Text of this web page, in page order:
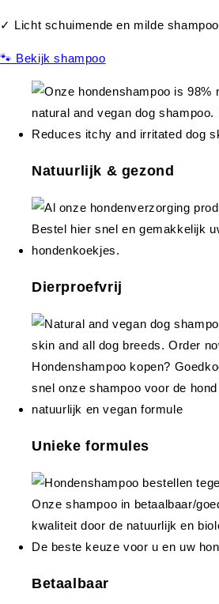
✓ Licht schuimende en milde shampoo
🐾 Bekijk shampoo
Natuurlijk & gezond
Dierproefvrij
Unieke formules
Betaalbaar